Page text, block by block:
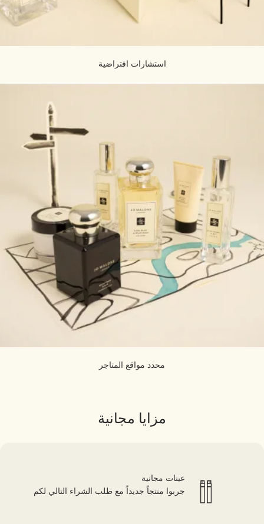
استشارات افتراضية
محدد مواقع المتاجر
مزايا مجانية
عينات مجانية
جربوا منتجاً جديداً مع طلب الشراء التالي لكم